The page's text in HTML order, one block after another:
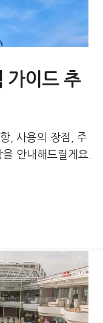
가이드 추
, 사용의 장점, 주
안내해드릴게요.